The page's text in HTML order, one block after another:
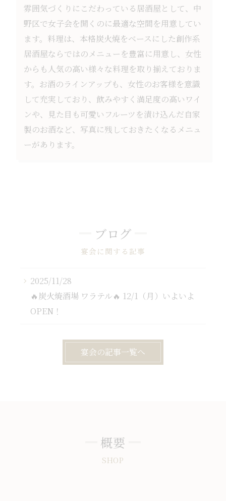
雰囲気づくりにこだわっている居酒屋として、中
野区で女子会を開くのに最適な空間を用意してい
ます。料理は、本格炭火焼をベースにした創作系
居酒屋ならではのメニューを豊富に用意し、女性
からも人気の高い様々な料理を取り揃えておりま
す。お酒のラインアップも、女性のお客様を意識
して充実しており、飲みやすく満足度の高いワイ
ンや、見た目も可愛いフルーツを漬け込んだ自家
製のお酒など、写真に残しておきたくなるメニュ
ーがあります。
ブログ
宴会に関する記事
2025/11/28
🔥炭火焼酒場 ワラテル🔥 12/1（月）いよいよ
OPEN！
宴会の記事一覧へ
概要
SHOP